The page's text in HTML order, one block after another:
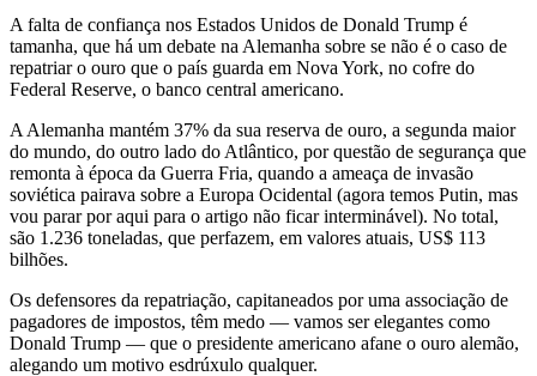
A falta de confiança nos Estados Unidos de Donald Trump é
tamanha, que há um debate na Alemanha sobre se não é o caso de
repatriar o ouro que o país guarda em Nova York, no cofre do
Federal Reserve, o banco central americano.
A Alemanha mantém 37% da sua reserva de ouro, a segunda maior
do mundo, do outro lado do Atlântico, por questão de segurança que
remonta à época da Guerra Fria, quando a ameaça de invasão
soviética pairava sobre a Europa Ocidental (agora temos Putin, mas
vou parar por aqui para o artigo não ficar interminável). No total,
são 1.236 toneladas, que perfazem, em valores atuais, US$ 113
bilhões.
Os defensores da repatriação, capitaneados por uma associação de
pagadores de impostos, têm medo — vamos ser elegantes como
Donald Trump — que o presidente americano afane o ouro alemão,
alegando um motivo esdrúxulo qualquer.